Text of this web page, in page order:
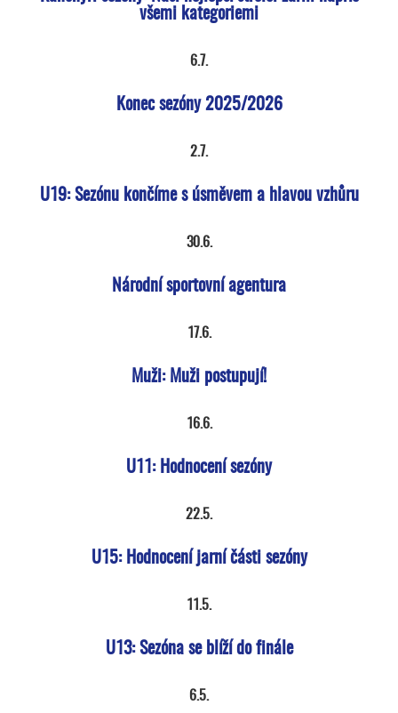
všemi kategoriemi
6.7.
Konec sezóny 2025/2026
2.7.
U19: Sezónu končíme s úsměvem a hlavou vzhůru
30.6.
Národní sportovní agentura
17.6.
Muži: Muži postupují!
16.6.
U11: Hodnocení sezóny
22.5.
U15: Hodnocení jarní části sezóny
11.5.
U13: Sezóna se blíží do finále
6.5.